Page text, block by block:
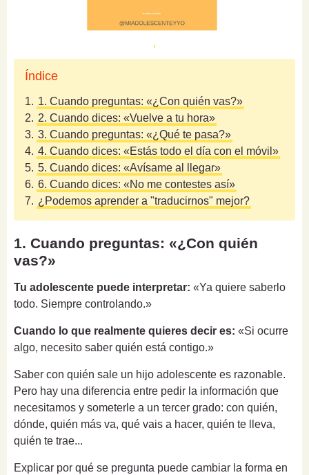
Índice
1. 1. Cuando preguntas: «¿Con quién vas?»
2. 2. Cuando dices: «Vuelve a tu hora»
3. 3. Cuando preguntas: «¿Qué te pasa?»
4. 4. Cuando dices: «Estás todo el día con el móvil»
5. 5. Cuando dices: «Avísame al llegar»
6. 6. Cuando dices: «No me contestes así»
7. ¿Podemos aprender a "traducirnos" mejor?
1. Cuando preguntas: «¿Con quién
vas?»
Tu adolescente puede interpretar: «Ya quiere saberlo
todo. Siempre controlando.»
Cuando lo que realmente quieres decir es: «Si ocurre
algo, necesito saber quién está contigo.»
Saber con quién sale un hijo adolescente es razonable.
Pero hay una diferencia entre pedir la información que
necesitamos y someterle a un tercer grado: con quién,
dónde, quién más va, qué vais a hacer, quién te lleva,
quién te trae...
Explicar por qué se pregunta puede cambiar la forma en